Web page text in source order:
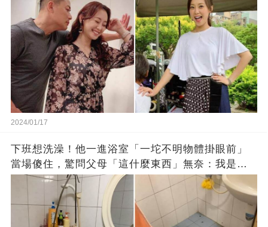
2024/01/17
下班想洗澡！他一進浴室「一坨不明物體掛眼前」
當場傻住，驚問父母「這什麼東西」無奈：我是親
生的嗎？